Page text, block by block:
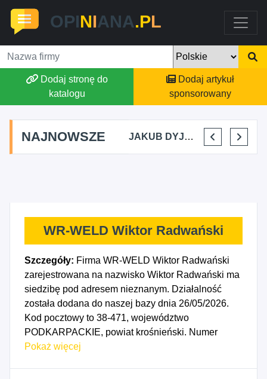
OPINIANA.PL
Dodaj stronę do
katalogu
Dodaj artykuł
sponsorowany
NAJNOWSZE
MARTA BRACHA JAKUB DYJAKIEWICZ POLISH LODA
WR-WELD Wiktor Radwański
Szczegóły: Firma WR-WELD Wiktor Radwański
zarejestrowana na nazwisko Wiktor Radwański ma
siedzibę pod adresem nieznanym. Działalność
została dodana do naszej bazy dnia 26/05/2026.
Kod pocztowy to 38-471, województwo
PODKARPACKIE, powiat krośnieński. Numer
Identyfikacji Podatkowej NIP to 6842688589, a
Pokaż więcej